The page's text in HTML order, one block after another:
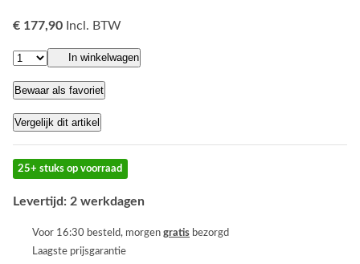
€ 177,90 Incl. BTW
In winkelwagen
Bewaar als favoriet
Vergelijk dit artikel
25+ stuks op voorraad
Levertijd: 2 werkdagen
Voor 16:30 besteld, morgen gratis bezorgd
Laagste prijsgarantie